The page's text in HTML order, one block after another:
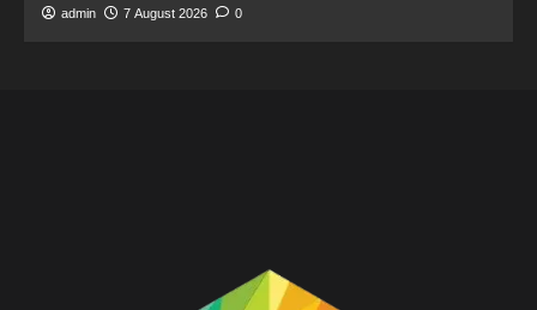
admin 7 August 2026 0